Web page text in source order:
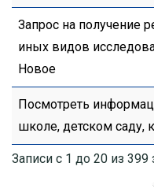
Запрос на получение
иных видов
Новое
Посмотреть
школе, детском саду,
Записи с 1 до 20 из 399